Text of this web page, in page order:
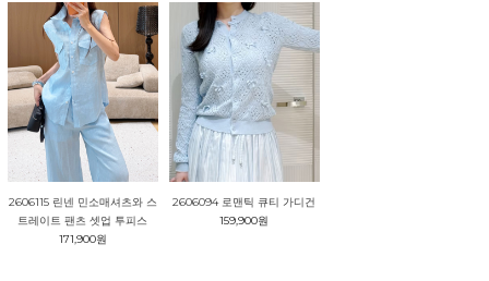
2606115 린넨 민소매셔츠와 스
트레이트 팬츠 셋업 투피스
171,900원
2606094 로맨틱 큐티 가디건
159,900원